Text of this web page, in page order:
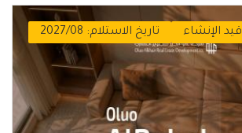
قيد الإنشاء تاريخ الاستلام: 2027/08